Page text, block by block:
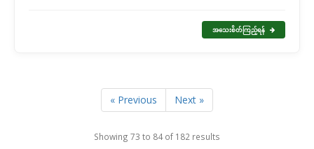
အသေးစိတ်ကြည့်ရန်
« Previous Next »
Showing 73 to 84of 182 results